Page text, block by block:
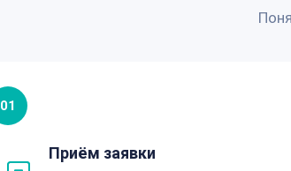
01
Приём заявки